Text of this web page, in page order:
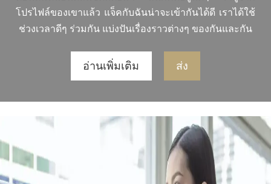
โปรไฟล์ของเขาแล้ว แจ็คกับฉันน่าจะเข้ากันได้ดี เราได้ใช้
ช่วงเวลาดีๆ ร่วมกัน แบ่งปันเรื่องราวต่างๆ ของกันและกัน
อ่านเพิ่มเติม ส่ง